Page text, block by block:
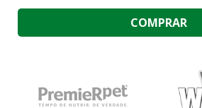
COMPRAR